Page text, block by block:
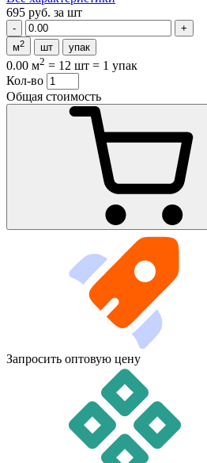
695 руб. за шт
м2 шт упак
0.00 м2 = 12 шт = 1 упак
Кол-во
Общая стоимость
Запросить оптовую цену